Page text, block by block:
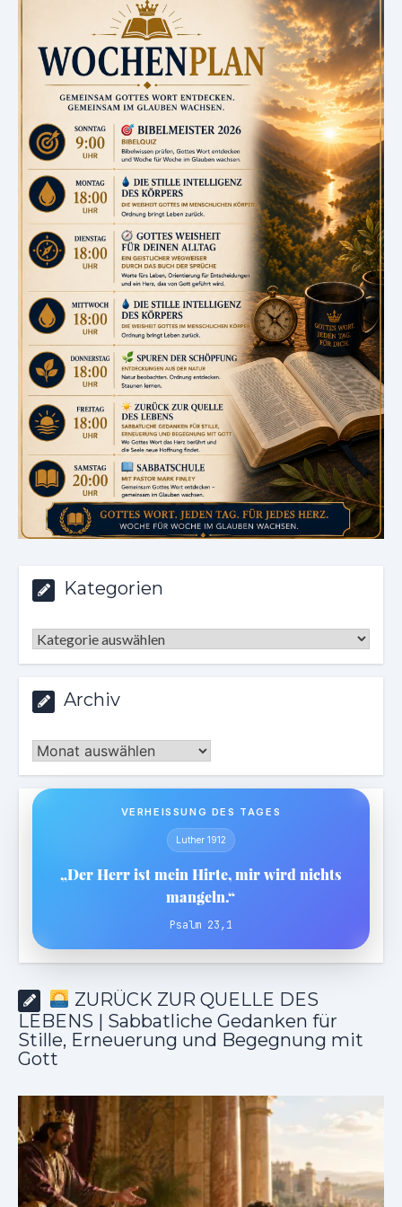
Kategorien
Kategorien
Archiv
Archiv
VERHEISSUNG DES TAGES
Luther 1912
„Der Herr ist mein Hirte, mir wird nichts
mangeln.“
Psalm 23,1
ZURÜCK ZUR QUELLE DES
LEBENS | Sabbatliche Gedanken für
Stille, Erneuerung und Begegnung mit
Gott